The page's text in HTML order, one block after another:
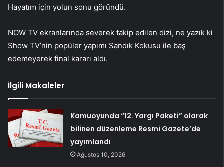
Hayatım için yolun sonu göründü.
NOW TV ekranlarında severek takip edilen dizi, ne yazık ki
Show TV’nin popüler yapımı Sandık Kokusu ile baş
edemeyerek final kararı aldı.
İlgili Makaleler
Kamuoyunda “12. Yargı Paketi” olarak
bilinen düzenleme Resmi Gazete’de
yayımlandı
Ağustos 10, 2026